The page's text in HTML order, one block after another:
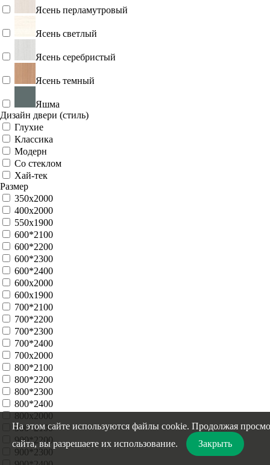
Ясень перламутровый
Ясень светлый
Ясень серебристый
Ясень темный
Яшма
Дизайн двери (стиль)
Глухие
Классика
Модерн
Со стеклом
Хай-тек
Размер
350х2000
400х2000
550х1900
600*2100
600*2200
600*2300
600*2400
600x2000
600х1900
700*2100
700*2200
700*2300
700*2400
700x2000
800*2100
800*2200
800*2300
800*2400
800x2000
900*2100
900*2200
900*2300
На этом сайте используются файлы cookie. Продолжая
сайта, вы разрешаете их использование.
Закрыть